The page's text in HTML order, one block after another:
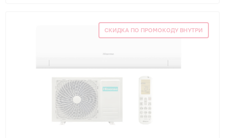
СКИДКА ПО ПРОМОКОДУ ВНУТРИ